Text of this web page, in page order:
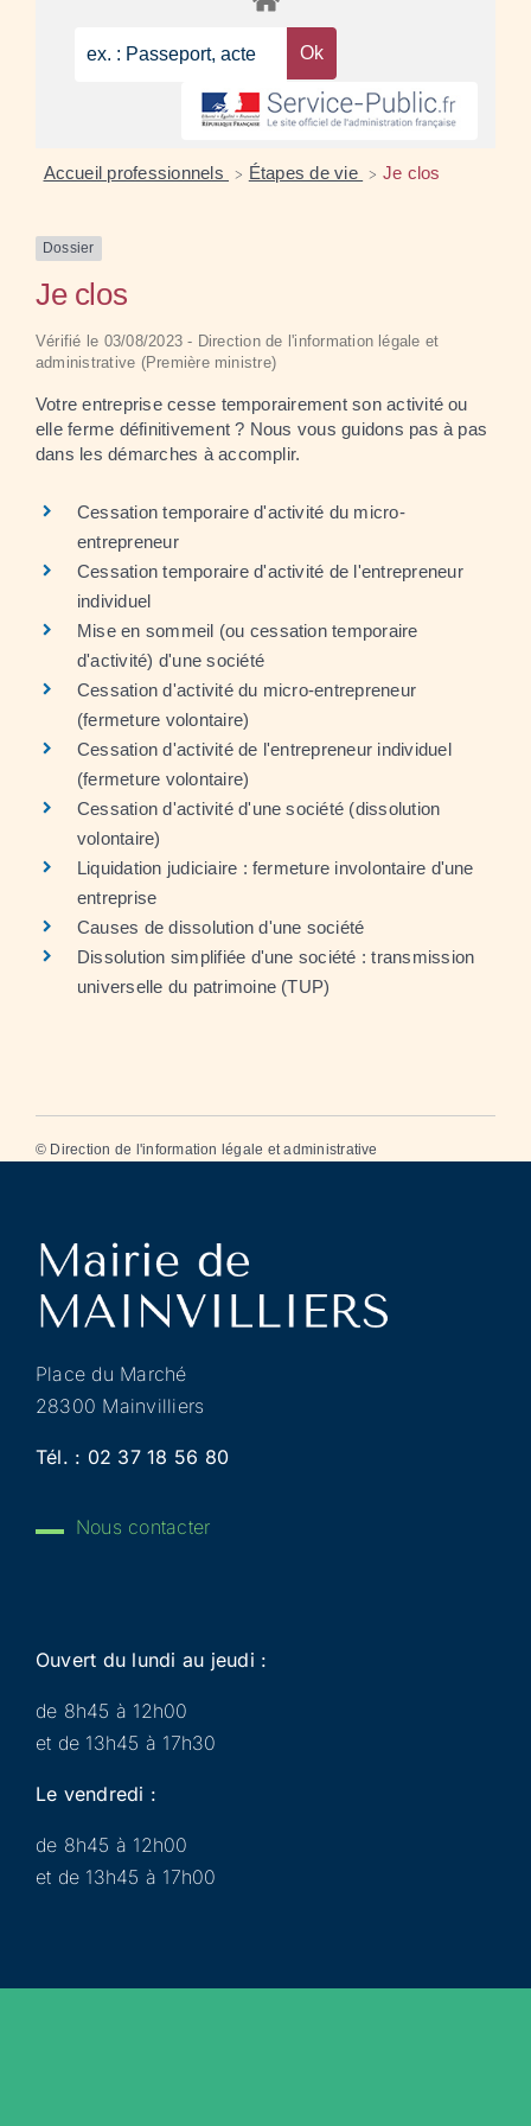
Accueil professionnels > Étapes de vie > Je clos
Dossier
Je clos
Vérifié le 03/08/2023 - Direction de l'information légale et
administrative (Première ministre)
Votre entreprise cesse temporairement son activité ou
elle ferme définitivement ? Nous vous guidons pas à pas
dans les démarches à accomplir.
Cessation temporaire d'activité du micro-
entrepreneur
Cessation temporaire d'activité de l'entrepreneur
individuel
Mise en sommeil (ou cessation temporaire
d'activité) d'une société
Cessation d'activité du micro-entrepreneur
(fermeture volontaire)
Cessation d'activité de l'entrepreneur individuel
(fermeture volontaire)
Cessation d'activité d'une société (dissolution
volontaire)
Liquidation judiciaire : fermeture involontaire d'une
entreprise
Causes de dissolution d'une société
Dissolution simplifiée d'une société : transmission
universelle du patrimoine (TUP)
© Direction de l'information légale et administrative
Place du Marché
28300 Mainvilliers
Tél. : 02 37 18 56 80
Nous contacter
Ouvert du lundi au jeudi :
de 8h45 à 12h00
et de 13h45 à 17h30
Le vendredi :
de 8h45 à 12h00
et de 13h45 à 17h00